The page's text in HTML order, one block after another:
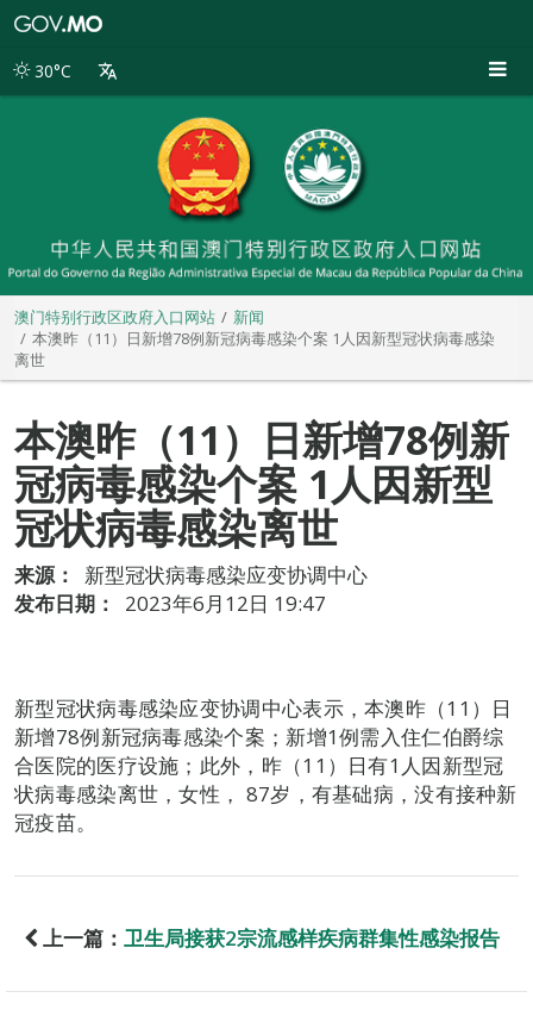
别
30°C
澳门特别行政区政府入口网站
新闻
本澳昨（11）日新增78例新冠病毒感染个案 1人因新型冠状病毒感染
离世
本澳昨（11）日新增78例新
冠病毒感染个案 1人因新型
冠状病毒感染离世
来源：
新型冠状病毒感染应变协调中心
发布日期：
2023年6月12日 19:47
新型冠状病毒感染应变协调中心表示，本澳昨（11）日
新增78例新冠病毒感染个案；新增1例需入住仁伯爵综
合医院的医疗设施；此外，昨（11）日有1人因新型冠
状病毒感染离世，女性， 87岁，有基础病，没有接种新
冠疫苗。
上一篇： 卫生局接获2宗流感样疾病群集性感染报告